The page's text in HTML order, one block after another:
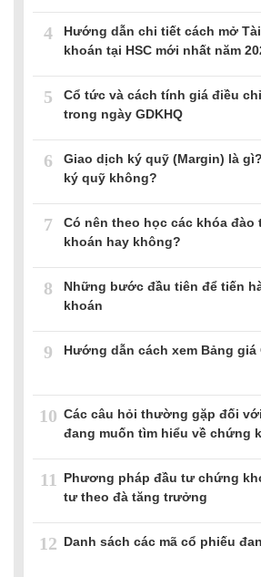
4
Hướng dẫn chi tiết cách mở
khoán tại HSC mới nhất năm
5
Cổ tức và cách tính giá điều
trong ngày GDKHQ
6
Giao dịch ký quỹ (Margin) là
ký quỹ không?
7
Có nên theo học các khóa đào
khoán hay không?
8
Những bước đầu tiên để tiến
khoán
9 Hướng dẫn cách xem Bảng
10 Các câu hỏi thường gặp đối
đang muốn tìm hiểu về chứng
11
Phương pháp đầu tư chứng
tư theo đà tăng trưởng
12 Danh sách các mã cổ phiếu